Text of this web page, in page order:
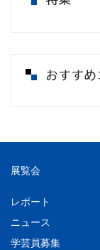
おすす
展覧会
レポート
ニュース
学芸員募集